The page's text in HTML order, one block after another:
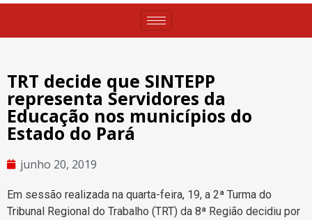
TRT decide que SINTEPP
representa Servidores da
Educação nos municípios do
Estado do Pará
junho 20, 2019
Em sessão realizada na quarta-feira, 19, a 2ª Turma do
Tribunal Regional do Trabalho (TRT) da 8ª Região decidiu por